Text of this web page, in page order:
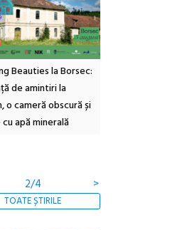
Beauties la Borsec:
de amintiri la
o cameră obscură și
apă minerală
2/4 >
TOATE ȘTIRILE